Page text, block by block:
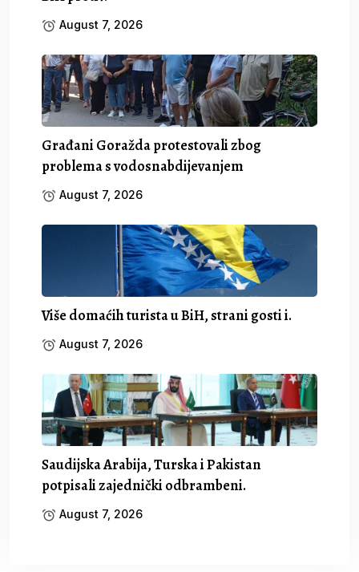
August 7, 2026
Građani Goražda protestovali zbog
problema s vodosnabdijevanjem
August 7, 2026
Više domaćih turista u BiH, strani gosti i.
August 7, 2026
Saudijska Arabija, Turska i Pakistan
potpisali zajednički odbrambeni.
August 7, 2026